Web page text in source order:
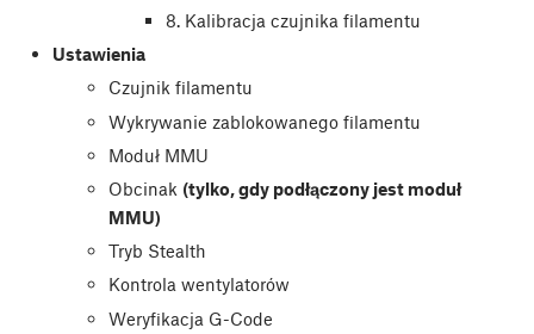
8. Kalibracja czujnika filamentu
Ustawienia
Czujnik filamentu
Wykrywanie zablokowanego filamentu
Moduł MMU
Obcinak (tylko, gdy podłączony jest moduł
MMU)
Tryb Stealth
Kontrola wentylatorów
Weryfikacja G-Code